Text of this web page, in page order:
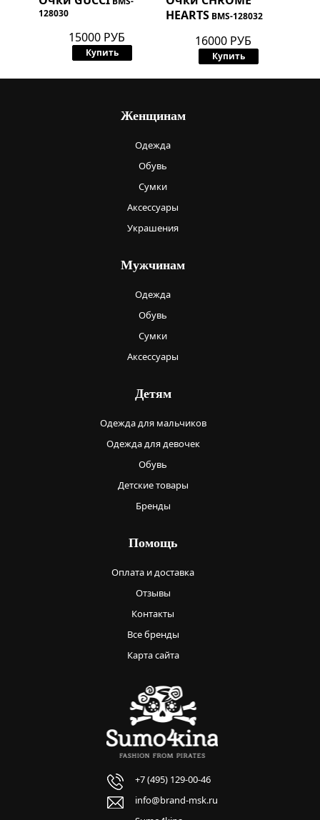
128030
15000 РУБ
Купить
HEARTS BMS-128032
16000 РУБ
Купить
Женщинам
Одежда
Обувь
Сумки
Аксессуары
Украшения
Мужчинам
Одежда
Обувь
Сумки
Аксессуары
Детям
Одежда для мальчиков
Одежда для девочек
Обувь
Детские товары
Бренды
Помощь
Оплата и доставка
Отзывы
Контакты
Все бренды
Карта сайта
+7 (495) 129-00-46
info@brand-msk.ru